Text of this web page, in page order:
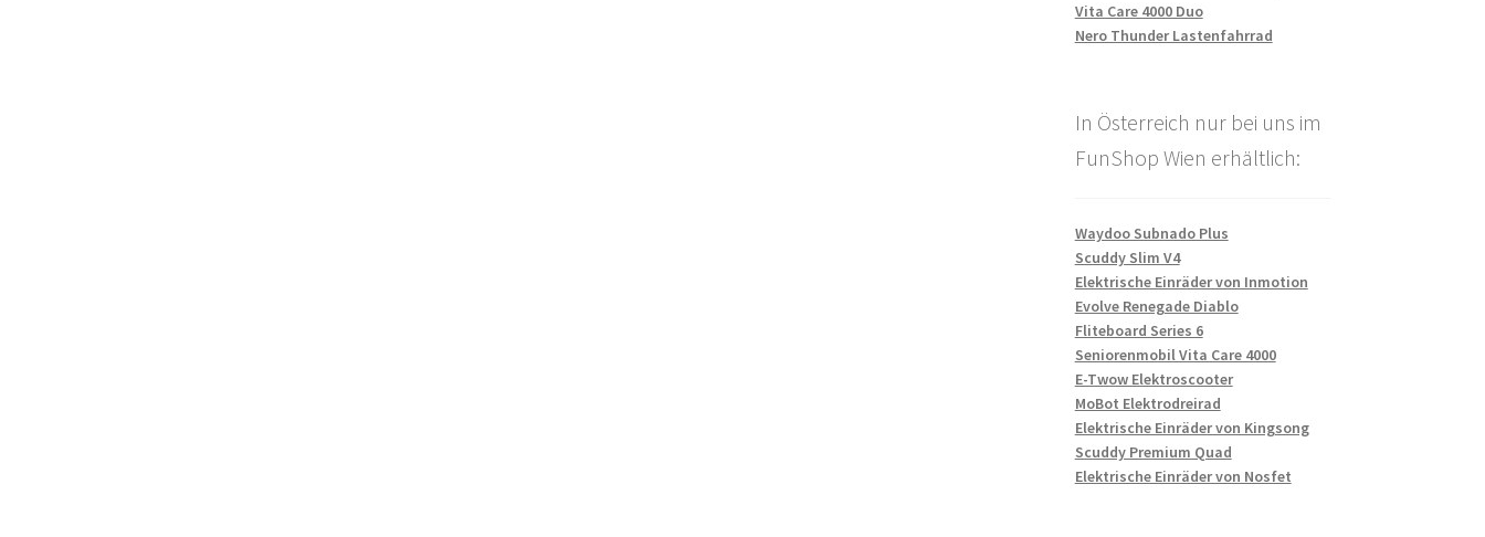
Vita Care 4000 Duo
Nero Thunder Lastenfahrrad
In Österreich nur bei uns im
FunShop Wien erhältlich:
Waydoo Subnado Plus
Scuddy Slim V4
Elektrische Einräder von Inmotion
Evolve Renegade Diablo
Fliteboard Series 6
Seniorenmobil Vita Care 4000
E-Twow Elektroscooter
MoBot Elektrodreirad
Elektrische Einräder von Kingsong
Scuddy Premium Quad
Elektrische Einräder von Nosfet